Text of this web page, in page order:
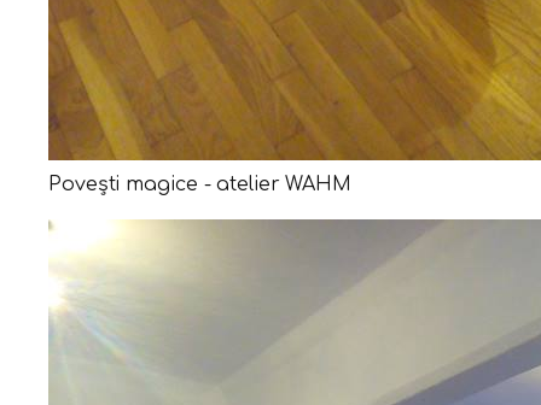
Povești magice - atelier WAHM